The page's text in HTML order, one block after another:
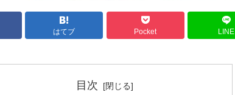
はてブ Pocket LINE
目次